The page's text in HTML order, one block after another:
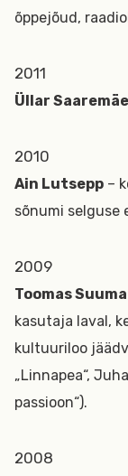
õppejõud,
2011
Üllar Saaremäe
2010
Ain Lutsepp –
sõnumi selguse
2009
Toomas
kasutaja laval,
kultuuriloo
„Linnapea“,
passioon“).
2008